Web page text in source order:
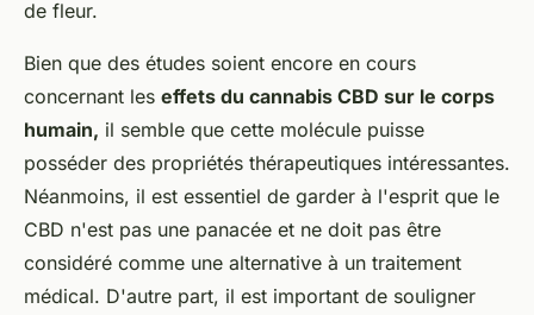
de fleur.
Bien que des études soient encore en cours
concernant les effets du cannabis CBD sur le corps
humain, il semble que cette molécule puisse
posséder des propriétés thérapeutiques intéressantes.
Néanmoins, il est essentiel de garder à l'esprit que le
CBD n'est pas une panacée et ne doit pas être
considéré comme une alternative à un traitement
médical. D'autre part, il est important de souligner